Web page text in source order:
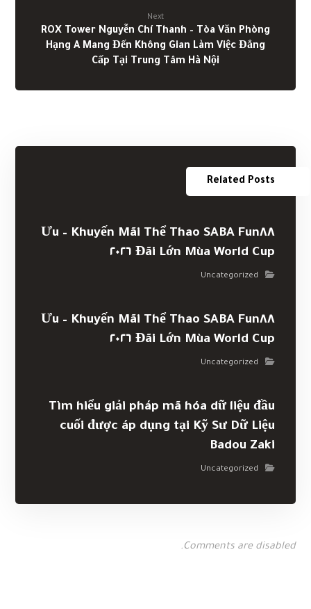
Next
ROX Tower Nguyễn Chí Thanh – Tòa Văn Phòng
Hạng A Mang Đến Không Gian Làm Việc Đẳng
Cấp Tại Trung Tâm Hà Nội
Related Posts
Khuyến Mãi Thể Thao SABA Fun٨٨ – Ưu
Đãi Lớn Mùa World Cup ٢٠٢٦
Uncategorized
Khuyến Mãi Thể Thao SABA Fun٨٨ – Ưu
Đãi Lớn Mùa World Cup ٢٠٢٦
Uncategorized
Tìm hiểu giải pháp mã hóa dữ liệu đầu
cuối được áp dụng tại Kỹ Sư Dữ Liệu
Badou Zaki
Uncategorized
Comments are disabled.